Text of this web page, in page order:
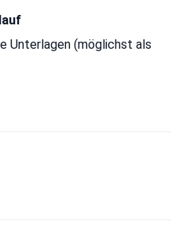
Unterlagen (möglichst als